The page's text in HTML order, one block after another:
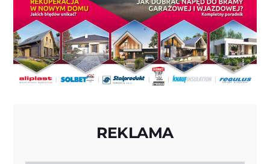
REKLAMA